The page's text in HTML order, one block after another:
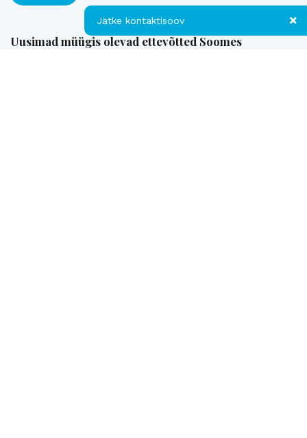
Uusimad müügis olevad ettevõtted Soomes
Jätke kontaktisoov